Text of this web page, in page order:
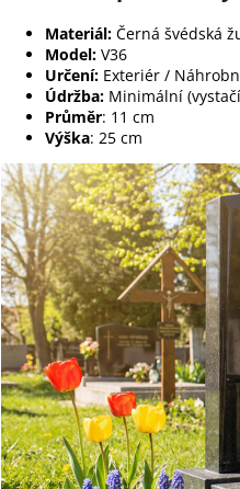
Materiál: Černá švédská
Model: V36
Určení: Exteriér /
Údržba: Minimální
Průměr: 11 cm
Výška: 25 cm